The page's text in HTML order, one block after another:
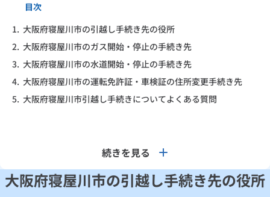
目次
1. 大阪府寝屋川市の引越し手続き先の役所
2. 大阪府寝屋川市のガス開始・停止の手続き先
3. 大阪府寝屋川市の水道開始・停止の手続き先
4. 大阪府寝屋川市の運転免許証・車検証の住所変更手続き先
5. 大阪府寝屋川市引越し手続きについてよくある質問
続きを見る
大阪府寝屋川市の引越し手続き先の役所